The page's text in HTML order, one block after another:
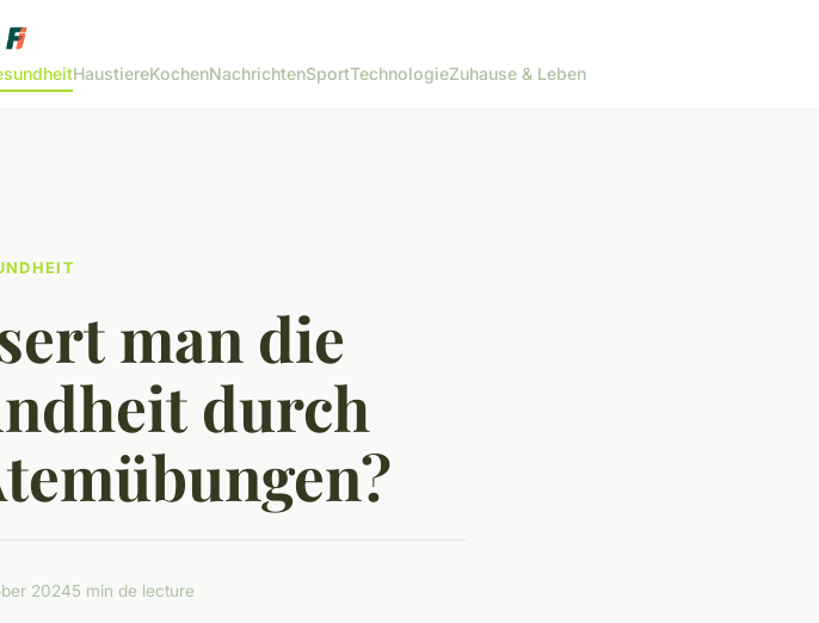
HaustiereKochenNachrichtenSportTechnologieZuhause & Leben
man die
durch
20245 min de lecture